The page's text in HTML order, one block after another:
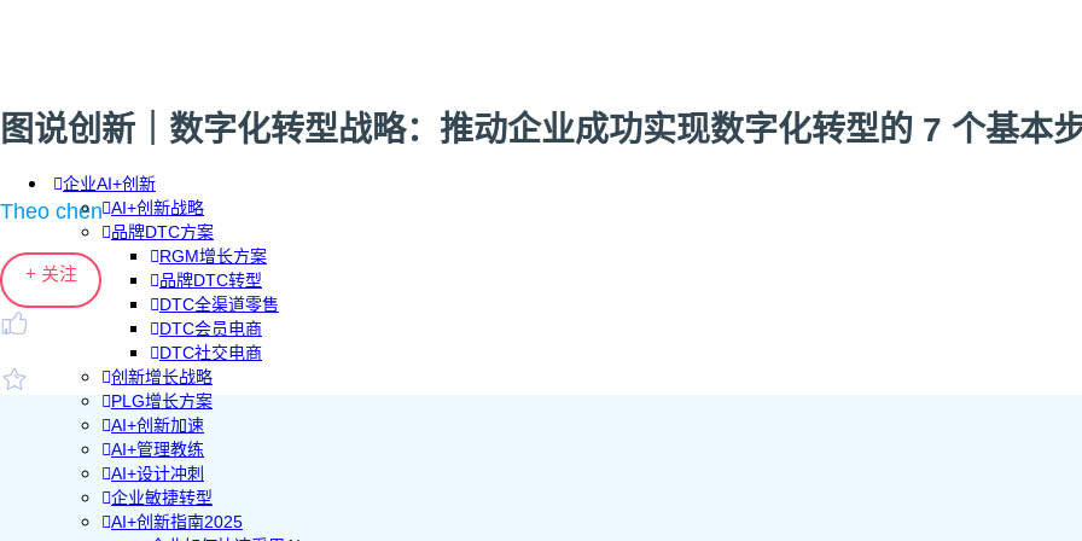
企业AI+创新
AI+创新战略
品牌DTC方案
RGM增长方案
品牌DTC转型
DTC全渠道零售
DTC会员电商
DTC社交电商
创新增长战略
PLG增长方案
AI+创新加速
AI+管理教练
AI+设计冲刺
企业敏捷转型
AI+创新指南2025
图说创新｜数字化转型战略：推动企业成功实现数字化转型的 7 个基本
Theo chen
+ 关注